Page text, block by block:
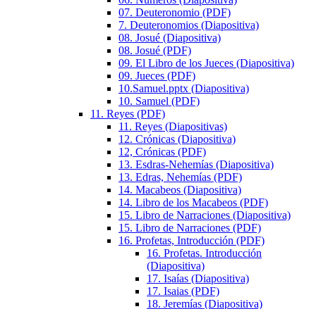
07. Deuteronomio (PDF)
7. Deuteronomios (Diapositiva)
08. Josué (Diapositiva)
08. Josué (PDF)
09. El Libro de los Jueces (Diapositiva)
09. Jueces (PDF)
10.Samuel.pptx (Diapositiva)
10. Samuel (PDF)
11. Reyes (PDF)
11. Reyes (Diapositivas)
12. Crónicas (Diapositiva)
12, Crónicas (PDF)
13. Esdras-Nehemías (Diapositiva)
13. Edras, Nehemías (PDF)
14. Macabeos (Diapositiva)
14. Libro de los Macabeos (PDF)
15. Libro de Narraciones (Diapositiva)
15. Libro de Narraciones (PDF)
16. Profetas, Introducción (PDF)
16. Profetas. Introducción
(Diapositiva)
17. Isaías (Diapositiva)
17. Isaias (PDF)
18. Jeremías (Diapositiva)